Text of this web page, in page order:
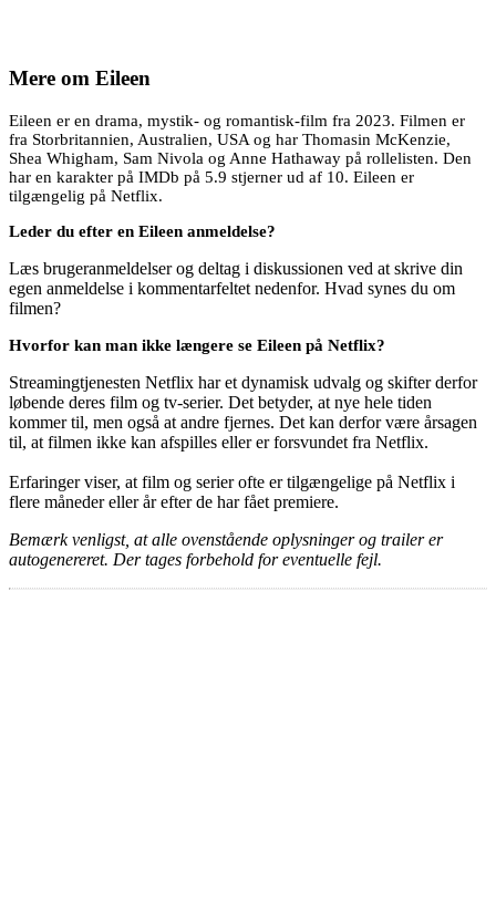
Mere om Eileen
Eileen er en drama, mystik- og romantisk-film fra 2023. Filmen er
fra Storbritannien, Australien, USA og har Thomasin McKenzie,
Shea Whigham, Sam Nivola og Anne Hathaway på rollelisten. Den
har en karakter på IMDb på 5.9 stjerner ud af 10. Eileen er
tilgængelig på Netflix.
Leder du efter en Eileen anmeldelse?
Læs brugeranmeldelser og deltag i diskussionen ved at skrive din
egen anmeldelse i kommentarfeltet nedenfor. Hvad synes du om
filmen?
Hvorfor kan man ikke længere se Eileen på Netflix?
Streamingtjenesten Netflix har et dynamisk udvalg og skifter derfor
løbende deres film og tv-serier. Det betyder, at nye hele tiden
kommer til, men også at andre fjernes. Det kan derfor være årsagen
til, at filmen ikke kan afspilles eller er forsvundet fra Netflix.
Erfaringer viser, at film og serier ofte er tilgængelige på Netflix i
flere måneder eller år efter de har fået premiere.
Bemærk venligst, at alle ovenstående oplysninger og trailer er
autogenereret. Der tages forbehold for eventuelle fejl.